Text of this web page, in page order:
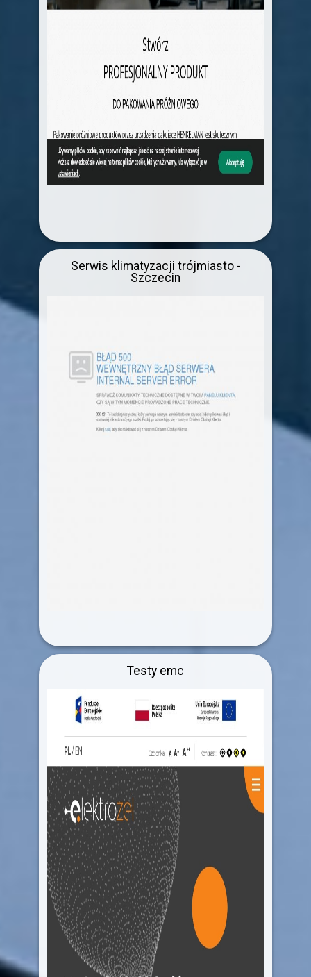
Serwis klimatyzacji trójmiasto -
Szczecin
Testy emc